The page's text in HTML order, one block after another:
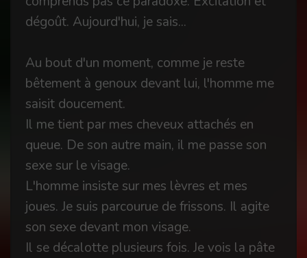
dégoût. Aujourd'hui, je sais...
Au bout d'un moment, comme je reste
bêtement à genoux devant lui, l'homme me
saisit doucement.
Il me tient par mes cheveux attachés en
queue. De son autre main, il me passe son
sexe sur le visage.
L'homme insiste sur mes lèvres et mes
joues. Je suis parcourue de frissons. Il agite
son sexe devant mon visage.
Il se décalotte plusieurs fois. Je vois la pâte